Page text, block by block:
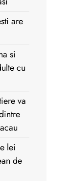
are
si
cu
va
lei
de